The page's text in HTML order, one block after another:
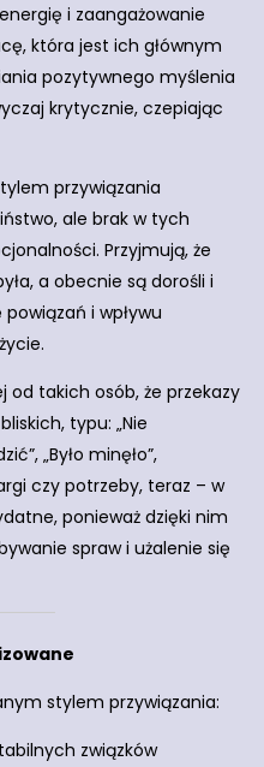
i zaangażowanie
która jest ich głównym
pozytywnego myślenia
krytycznie, czepiając
przywiązania
ale brak w tych
Przyjmują, że
a obecnie są dorośli i
i wpływu
od takich osób, że przekazy
typu: „Nie
„Było minęło”,
czy potrzeby, teraz – w
ponieważ dzięki nim
spraw i użalenie się
stylem przywiązania:
związków